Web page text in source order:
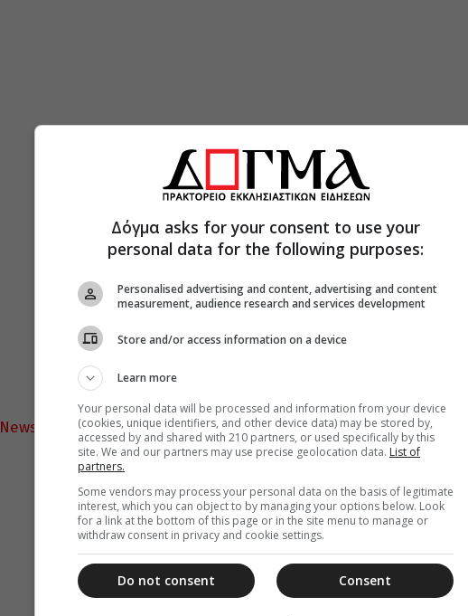
Newsit.com.cy
Δόγμα asks for your consent to use your
personal data for the following purposes:
Personalised advertising and content, advertising and content
measurement, audience research and services development
Store and/or access information on a device
Learn more
Your personal data will be processed and information from your device
(cookies, unique identifiers, and other device data) may be stored by,
accessed by and shared with 210 partners, or used specifically by this
site. We and our partners may use precise geolocation data. List of
partners.
Some vendors may process your personal data on the basis of legitimate
interest, which you can object to by managing your options below. Look
for a link at the bottom of this page or in the site menu to manage or
withdraw consent in privacy and cookie settings.
Consent
Do not consent